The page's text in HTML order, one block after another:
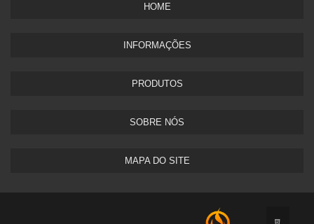
HOME
INFORMAÇÕES
PRODUTOS
SOBRE NÓS
MAPA DO SITE